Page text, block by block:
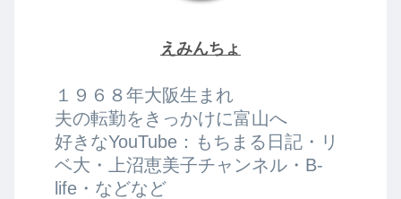
えみんちょ
１９６８年大阪生まれ
夫の転勤をきっかけに富山へ
好きなYouTube：もちまる日記・リ
ベ大・上沼恵美子チャンネル・B-
life・などなど